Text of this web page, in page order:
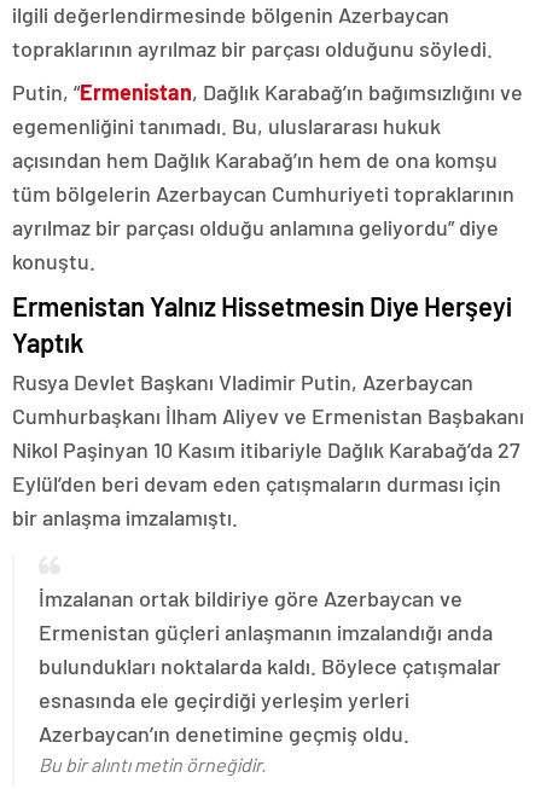
ilgili değerlendirmesinde bölgenin Azerbaycan
topraklarının ayrılmaz bir parçası olduğunu söyledi.
Putin, “Ermenistan, Dağlık Karabağ’ın bağımsızlığını ve
egemenliğini tanımadı. Bu, uluslararası hukuk
açısından hem Dağlık Karabağ’ın hem de ona komşu
tüm bölgelerin Azerbaycan Cumhuriyeti topraklarının
ayrılmaz bir parçası olduğu anlamına geliyordu” diye
konuştu.
Ermenistan Yalnız Hissetmesin Diye Herşeyi
Yaptık
Rusya Devlet Başkanı Vladimir Putin, Azerbaycan
Cumhurbaşkanı İlham Aliyev ve Ermenistan Başbakanı
Nikol Paşinyan 10 Kasım itibariyle Dağlık Karabağ’da 27
Eylül’den beri devam eden çatışmaların durması için
bir anlaşma imzalamıştı.
İmzalanan ortak bildiriye göre Azerbaycan ve
Ermenistan güçleri anlaşmanın imzalandığı anda
bulundukları noktalarda kaldı. Böylece çatışmalar
esnasında ele geçirdiği yerleşim yerleri
Azerbaycan’ın denetimine geçmiş oldu.
Bu bir alıntı metin örneğidir.